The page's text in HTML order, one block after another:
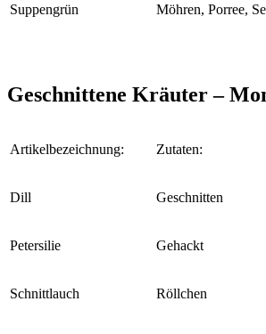
Suppengrün Möhren, Porree,
Geschnittene Kräuter –
Artikelbezeichnung: Zutaten:
Dill Geschnitten
Petersilie Gehackt
Schnittlauch Röllchen